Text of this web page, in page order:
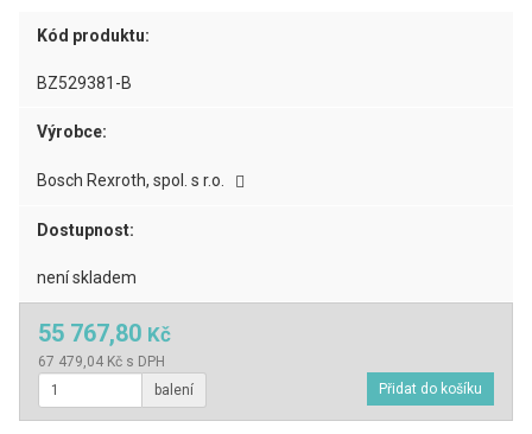
Kód produktu:
BZ529381-B
Výrobce:
Bosch Rexroth, spol. s r.o.
Dostupnost:
není skladem
55 767,80 Kč
67 479,04 Kč s DPH
balení